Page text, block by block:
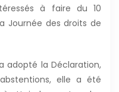
à faire du 10
Journée des droits de
adopté la Déclaration,
elle a été